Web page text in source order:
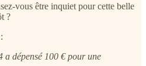
vous être inquiet pour cette belle
?
a dépensé 100 € pour une